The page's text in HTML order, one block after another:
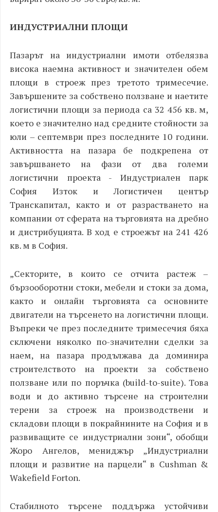
ИНДУСТРИАЛНИ ПЛОЩИ
Пазарът на индустриални имоти отбелязва
висока наемна активност и значителен обем
площи в строеж през третото тримесечие.
Завършените за собствено ползване и наетите
логистични площи за периода са 32 456 кв. м,
което е значително над средните стойности за
юли – септември през последните 10 години.
Активността на пазара бе подкрепена от
завършването на фази от два големи
логистични проекта - Индустриален парк
София Изток и Логистичен център
Транскапитал, както и от разрастването на
компании от сферата на търговията на дребно
и дистрибуцията. В ход е строежът на 241 426
кв. м в София.
„Секторите, в които се отчита растеж –
бързооборотни стоки, мебели и стоки за дома,
както и онлайн търговията са основните
двигатели на търсенето на логистични площи.
Въпреки че през последните тримесечия бяха
сключени няколко по-значителни сделки за
наем, на пазара продължава да доминира
строителството на проекти за собствено
ползване или по поръчка (build-to-suitе). Това
води и до активно търсене на строителни
терени за строеж на производствени и
складови площи в покрайнините на София и в
развиващите се индустриални зони“, обобщи
Жоро Ангелов, мениджър „Индустриални
площи и развитие на парцели“ в Cushman&
WakefieldForton.
Стабилното търсене поддържа устойчиви